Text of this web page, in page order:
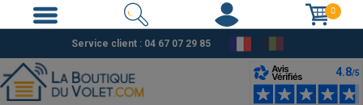
0
Service client : 04 67 07 29 85